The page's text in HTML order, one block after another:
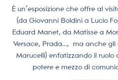
È un’esposizione che offre al
(da Giovanni Boldini a Lucio
Eduard Manet, da Matisse a
Versace, Prada…,
ma anche gli
Marucelli) enfatizzando il
potere e mezzo di